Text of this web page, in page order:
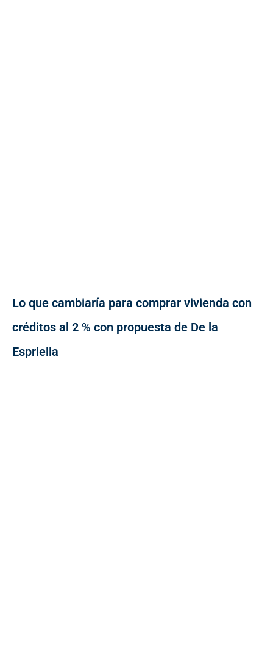
Lo que cambiaría para comprar vivienda con
créditos al 2 % con propuesta de De la
Espriella